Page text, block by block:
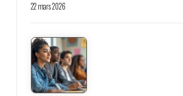
22 mars 2026